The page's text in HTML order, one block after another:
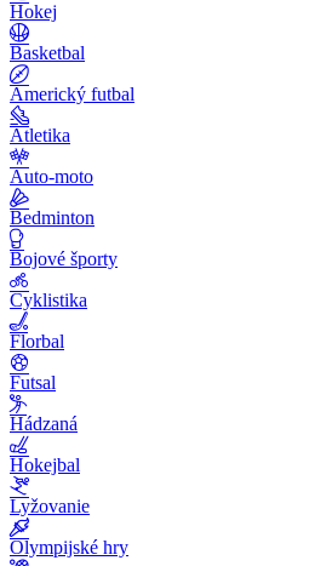
Hokej
Basketbal
Americký futbal
Atletika
Auto-moto
Bedminton
Bojové športy
Cyklistika
Florbal
Futsal
Hádzaná
Hokejbal
Lyžovanie
Olympijské hry